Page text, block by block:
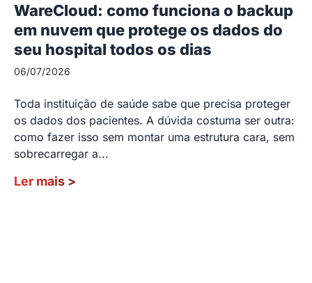
WareCloud: como funciona o backup
em nuvem que protege os dados do
seu hospital todos os dias
06/07/2026
Toda instituição de saúde sabe que precisa proteger
os dados dos pacientes. A dúvida costuma ser outra:
como fazer isso sem montar uma estrutura cara, sem
sobrecarregar a...
Ler mais >